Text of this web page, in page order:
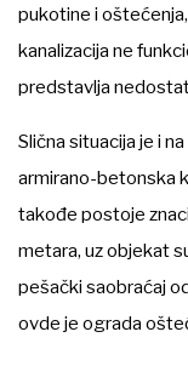
pukotine i
kanalizacija ne
predstavlja
Slična situacija je i
armirano-betonska
takođe postoje
metara, uz objekat
pešački saobraćaj
ovde je ograda